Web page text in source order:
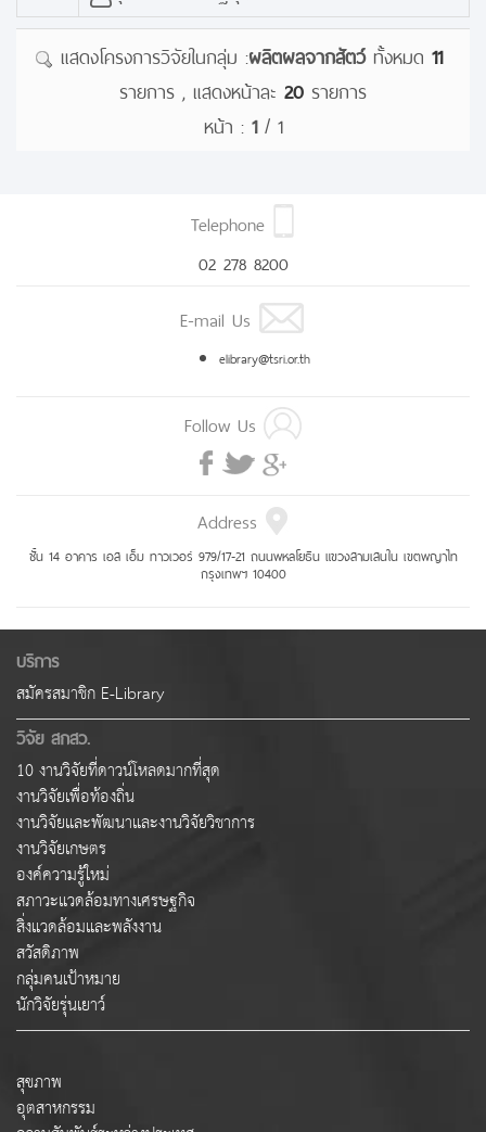
แสดงโครงการวิจัยในกลุ่ม :ผลิตผลจากสัตว์ทั้งหมด 11
รายการ , แสดงหน้าละ 20 รายการ
หน้า : 1/ 1
Telephone
02 278 8200
E-mail Us
elibrary@tsri.or.th
Follow Us
Address
ชั้น 14 อาคาร เอส เอ็ม ทาวเวอร์ 979/17-21 ถนนพหลโยธิน แขวงสามเสนใน เขตพญาไท
กรุงเทพฯ 10400
บริการ
สมัครสมาชิก E-Library
วิจัย สกสว.
10 งานวิจัยที่ดาวน์โหลดมากที่สุด
งานวิจัยเพื่อท้องถิ่น
งานวิจัยและพัฒนาและงานวิจัยวิชาการ
งานวิจัยเกษตร
องค์ความรู้ใหม่
สภาวะแวดล้อมทางเศรษฐกิจ
สิ่งแวดล้อมและพลังงาน
สวัสดิภาพ
กลุ่มคนเป้าหมาย
นักวิจัยรุ่นเยาว์
สุขภาพ
อุตสาหกรรม